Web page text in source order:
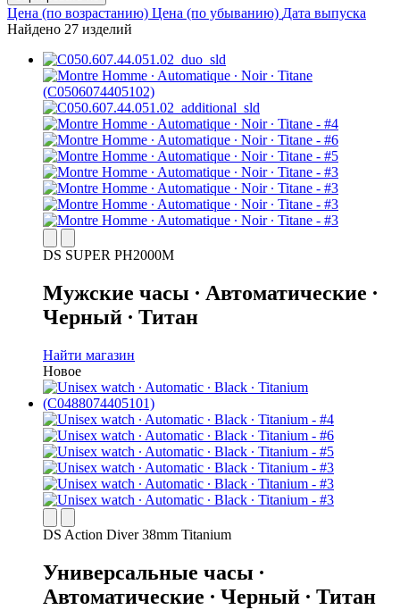
Цена (по возрастанию) Цена (по убыванию) Дата выпуска
Найдено 27 изделий
DS SUPER PH2000M
Мужские часы ∙ Автоматические ∙
Черный ∙ Титан
Найти магазин
Новое
DS Action Diver 38mm Titanium
Универсальные часы ∙
Автоматические ∙ Черный ∙ Титан